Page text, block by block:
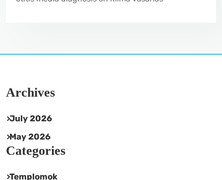
Archives
July 2026
May 2026
Categories
Templomok